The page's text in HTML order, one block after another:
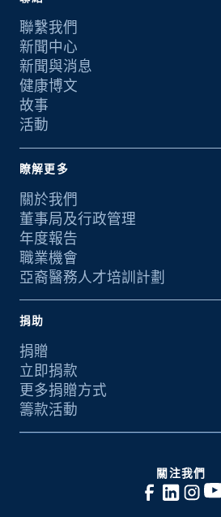
聯繫我們
新聞中心
新聞與消息
健康博文
故事
活動
瞭解更多
關於我們
董事局及行政管理
年度報告
職業機會
亞裔醫務人才培訓計劃
捐助
捐贈
立即捐款
更多捐贈方式
籌款活動
關注我們